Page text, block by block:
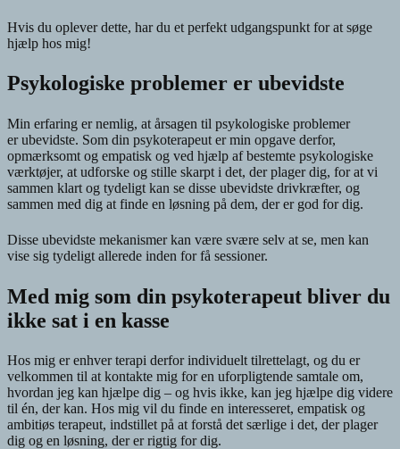
Hvis du oplever dette, har du et perfekt udgangspunkt for at søge
hjælp hos mig!
Psykologiske problemer er ubevidste
Min erfaring er nemlig, at årsagen til psykologiske problemer
er ubevidste. Som din psykoterapeut er min opgave derfor,
opmærksomt og empatisk og ved hjælp af bestemte psykologiske
værktøjer, at udforske og stille skarpt i det, der plager dig, for at vi
sammen klart og tydeligt kan se disse ubevidste drivkræfter, og
sammen med dig at finde en løsning på dem, der er god for dig.
Disse ubevidste mekanismer kan være svære selv at se, men kan
vise sig tydeligt allerede inden for få sessioner.
Med mig som din psykoterapeut bliver du
ikke sat i en kasse
Hos mig er enhver terapi derfor individuelt tilrettelagt, og du er
velkommen til at kontakte mig for en uforpligtende samtale om,
hvordan jeg kan hjælpe dig – og hvis ikke, kan jeg hjælpe dig videre
til én, der kan. Hos mig vil du finde en interesseret, empatisk og
ambitiøs terapeut, indstillet på at forstå det særlige i det, der plager
dig og en løsning, der er rigtig for dig.